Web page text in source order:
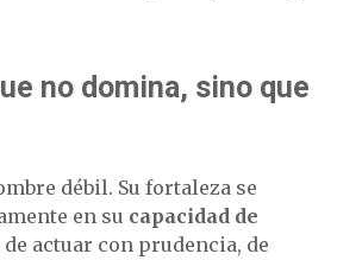
no domina, sino que
débil. Su fortaleza se
en su capacidad de
de actuar con prudencia, de